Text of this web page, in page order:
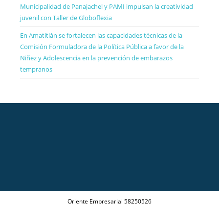
Municipalidad de Panajachel y PAMI impulsan la creatividad
juvenil con Taller de Globoflexia
En Amatitlán se fortalecen las capacidades técnicas de la
Comisión Formuladora de la Política Pública a favor de la
Niñez y Adolescencia en la prevención de embarazos
tempranos
Oriente Empresarial 58250526